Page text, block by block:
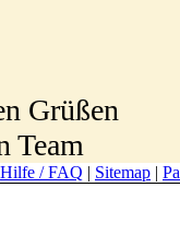
Grüßen
Team
Hilfe / FAQ | Sitemap |